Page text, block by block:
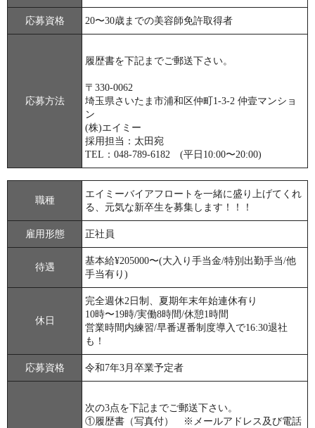
応募資格 20〜30歳までの美容師免許取得者
応募方法
履歴書を下記までご郵送下さい。
〒330-0062
埼玉県さいたま市浦和区仲町1-3-2 仲壹マンショ
ン
(株)エイミー
採用担当：太田宛
TEL：048-789-6182 (平日10:00〜20:00)
職種
エイミーバイアフロートを一緒に盛り上げてくれ
る、元気な新卒生を募集します！！！
雇用形態 正社員
待遇
基本給¥205000〜(大入り手当金/特別出勤手当/他
手当有り)
休日
完全週休2日制、夏期年末年始連休有り
10時〜19時/実働8時間/休憩1時間
営業時間内練習/早番遅番制度導入で16:30退社
も！
応募資格 令和7年3月卒業予定者
次の3点を下記までご郵送下さい。
①履歴書（写真付） ※メールアドレス及び電話